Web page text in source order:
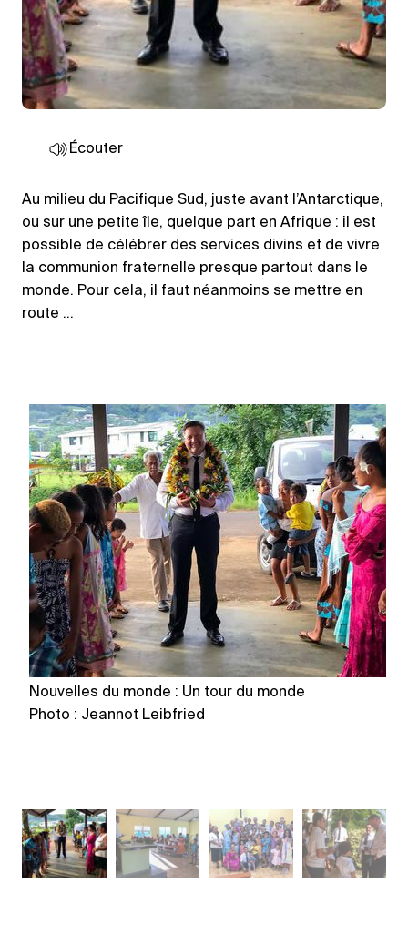
Écouter
Au milieu du Pacifique Sud, juste avant l’Antarctique,
ou sur une petite île, quelque part en Afrique : il est
possible de célébrer des services divins et de vivre
la communion fraternelle presque partout dans le
monde. Pour cela, il faut néanmoins se mettre en
route …
Nouvelles du monde : Un tour du monde
Photo : Jeannot Leibfried